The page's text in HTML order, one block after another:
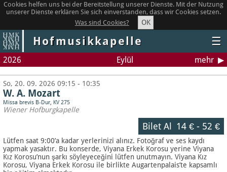
Cookies helfen uns bei der Bereitstellung unserer Dienste. Mit der Nutzung
unserer Dienste erklären Sie sich einverstanden, dass wir Cookies setzen.
Was sind Cookies?
OK
Hofmusikkapelle ☰
2026 Eylül mehr
So, 20. 09. 2026 09:15 - 10:35
W. A. Mozart
Missa brevis B-Dur, KV 275
Wiener Hofburgkapelle
Bilet Al 14 €- 52 €
Lütfen saat 9:00’a kadar yerlerinizi alınız. Fotoğraf ve ses kaydı
yapmak yasaktır. Bu konserde, Viyana Erkek Korosu yerine Viyana
Kız Korosu’nun şarkı söyleyeceğini lütfen unutmayın. Viyana Kız
Korosu, Viyana Erkek Korosu ile birlikte Augartenpalais’te kapsamlı